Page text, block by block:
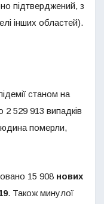
підтверджений, з
інших областей).
станом на
529 913 випадків
померли,
15 908 нових
. Також минулої